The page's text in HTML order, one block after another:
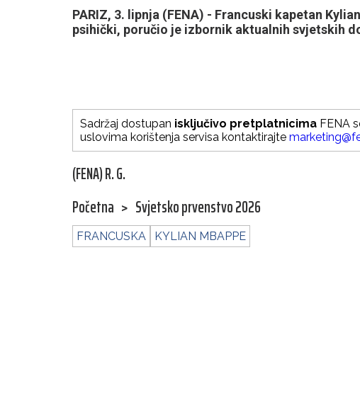
PARIZ, 3. lipnja (FENA) - Francuski kapetan
psihički, poručio je izbornik aktualnih svjetskih
Sadržaj dostupan isključivo pretplatnicima FENA
uslovima korištenja servisa kontaktirajte
(FENA) R. G.
Početna > Svjetsko prvenstvo 2026
FRANCUSKA KYLIAN MBAPPE